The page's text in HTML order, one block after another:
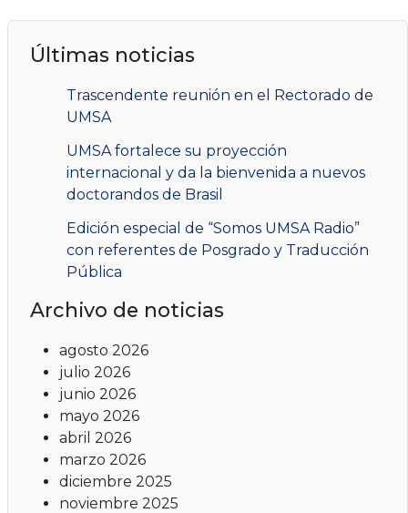
Últimas noticias
Trascendente reunión en el Rectorado de
UMSA
UMSA fortalece su proyección
internacional y da la bienvenida a nuevos
doctorandos de Brasil
Edición especial de “Somos UMSA Radio”
con referentes de Posgrado y Traducción
Pública
Archivo de noticias
agosto 2026
julio 2026
junio 2026
mayo 2026
abril 2026
marzo 2026
diciembre 2025
noviembre 2025